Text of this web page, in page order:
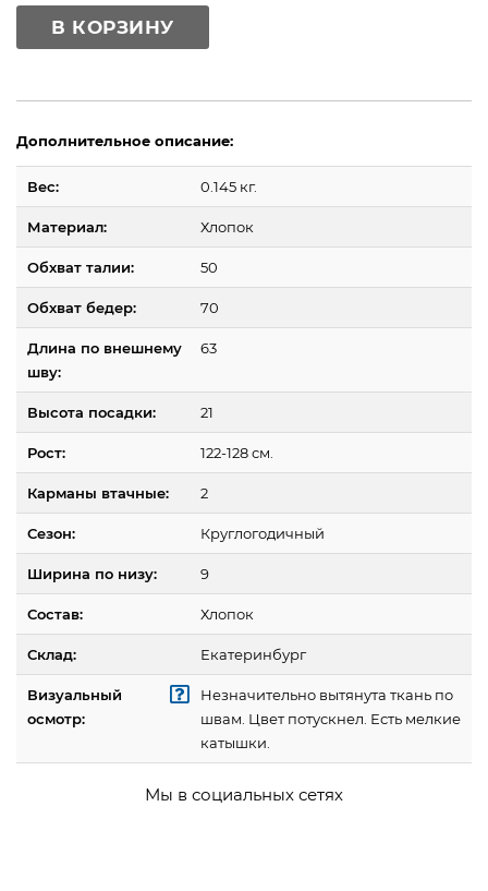
В КОРЗИНУ
Дополнительное описание:
Вес: 0.145 кг.
Материал: Хлопок
Обхват талии: 50
Обхват бедер: 70
Длина по внешнему
шву:
63
Высота посадки: 21
Рост: 122-128 см.
Карманы втачные: 2
Сезон: Круглогодичный
Ширина по низу: 9
Состав: Хлопок
Склад: Екатеринбург
Визуальный
осмотр:
Незначительно вытянута ткань по
швам. Цвет потускнел. Есть мелкие
катышки.
Мы в социальных сетях